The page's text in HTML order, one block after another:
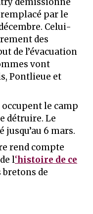
par le
Celui-
des
de l’évacuation
vont
Pontlieue et
occupent le camp
détruire. Le
jusqu’au 6 mars.
rend compte
l‘histoire de ce
bretons de